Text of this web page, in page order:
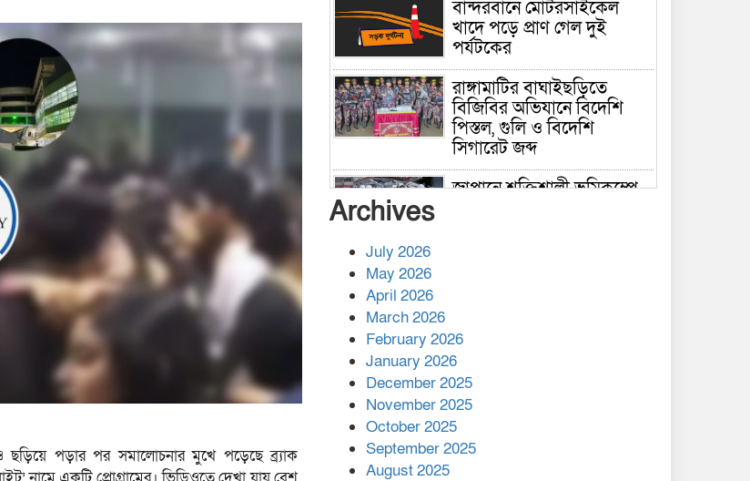
ছড়িয়ে পড়ার পর সমালোচনার মুখে পড়েছে ব্র্যাক
বান্দরবানে মোটরসাইকেল
খাদে পড়ে প্রাণ গেল দুই
পর্যটকের
রাঙ্গামাটির বাঘাইছড়িতে
বিজিবির অভিযানে বিদেশি
পিস্তল, গুলি ও বিদেশি
সিগারেট জব্দ
জাপানে শক্তিশালী ভূমিকম্পে
কাপ্তাই প্রেস ক্লাবের সভাপতি
মাহফুজ, সম্পাদক রিপন মারমা
নির্বাচিত
মালয়েশিয়ার প্রধানমন্ত্রীকে চিঠি
দেয়ার পর ফোন তারেক
রহমানের,গ্যাস সঙ্কট
Archives
July 2026
May 2026
April 2026
March 2026
February 2026
January 2026
December 2025
November 2025
October 2025
September 2025
August 2025